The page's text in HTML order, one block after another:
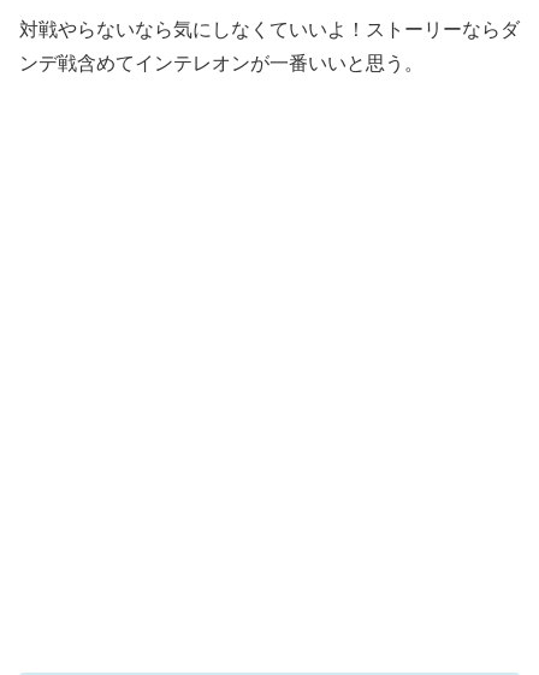
対戦やらないなら気にしなくていいよ！ストーリーならダ
ンデ戦含めてインテレオンが一番いいと思う。